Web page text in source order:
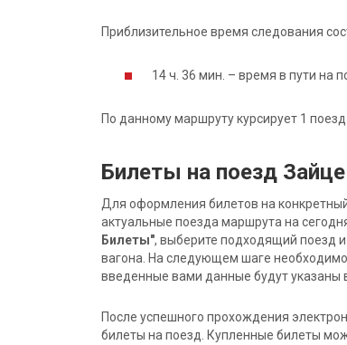
Приблизительное время следования
14 ч. 36 мин. – время в пути на
По данному маршруту курсирует 1
Билеты на поезд
Для оформления билетов на
актуальные поезда маршрута на
Билеты", выберите подходящий поезд
вагона. На следующем шаге
введенные вами данные будут указаны
После успешного прохождения
билеты на поезд. Купленные билеты